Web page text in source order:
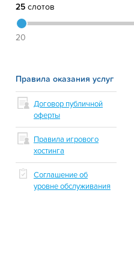
25 слотов
20
Правила оказания услуг
Договор публичной
оферты
Правила игрового
хостинга
Соглашение об
уровне обслуживания